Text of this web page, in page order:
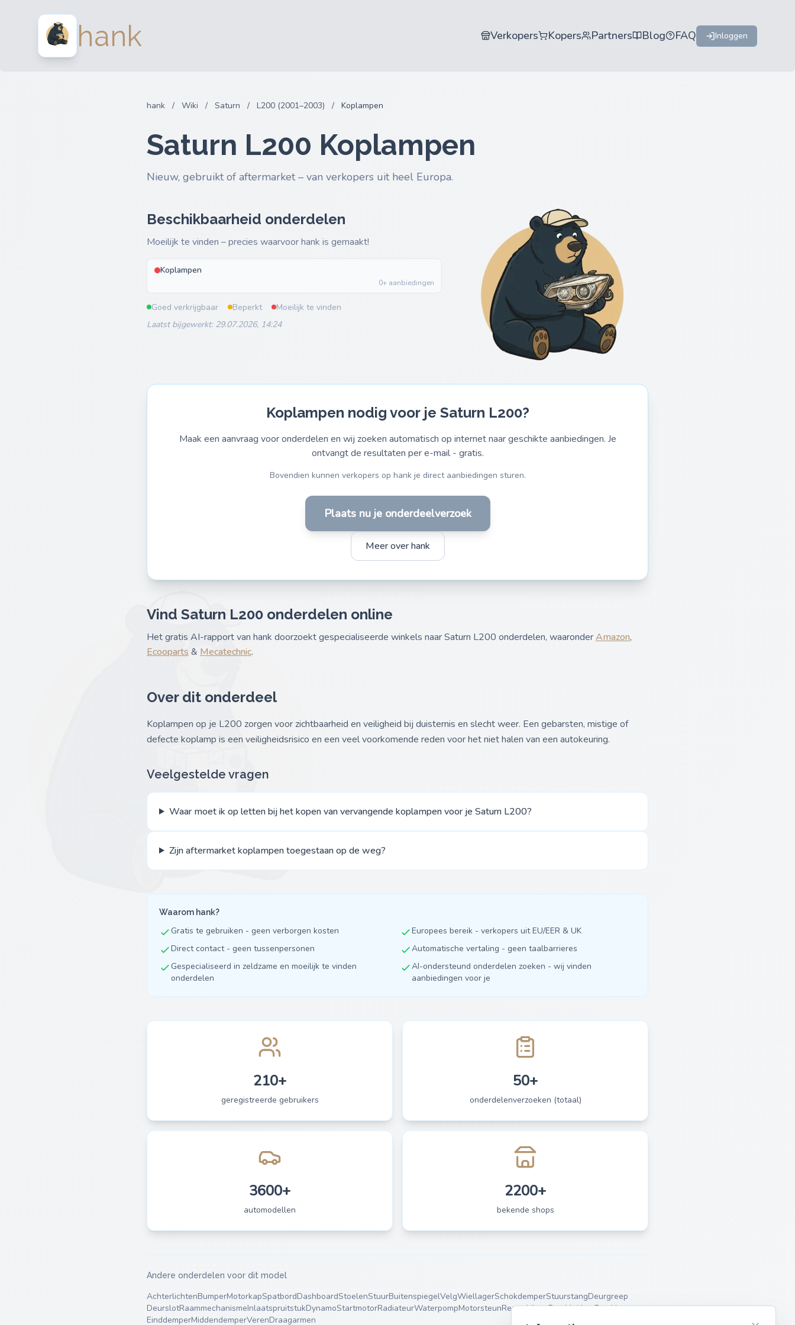
hank Verkopers Kopers Partners Blog FAQ Inloggen
hank / Wiki / Saturn / L200 (2001–2003) / Koplampen
Saturn L200 Koplampen
Nieuw, gebruikt of aftermarket – van verkopers uit heel Europa.
Beschikbaarheid onderdelen
Moeilijk te vinden – precies waarvoor hank is gemaakt!
Koplampen
0+ aanbiedingen
Goed verkrijgbaar Beperkt
Moeilijk te vinden
Laatst bijgewerkt: 29.07.2026, 14:24
Koplampen nodig voor je Saturn L200?
Maak een aanvraag voor onderdelen en wij zoeken automatisch op internet naar geschikte aanbiedingen. Je
ontvangt de resultaten per e-mail - gratis.
Bovendien kunnen verkopers op hank je direct aanbiedingen sturen.
Plaats nu je onderdeelverzoek
Meer over hank
Vind Saturn L200 onderdelen online
Het gratis AI-rapport van hank doorzoekt gespecialiseerde winkels naar Saturn L200 onderdelen, waaronderAmazon,
Ecooparts & Mecatechnic.
Over dit onderdeel
Koplampen op je L200 zorgen voor zichtbaarheid en veiligheid bij duisternis en slecht weer. Een gebarsten, mistige of
defecte koplamp is een veiligheidsrisico en een veel voorkomende reden voor het niet halen van een autokeuring.
Veelgestelde vragen
Waar moet ik op letten bij het kopen van vervangende koplampen voor je Saturn L200?
Zijn aftermarket koplampen toegestaan op de weg?
Waarom hank?
Gratis te gebruiken - geen verborgen kosten
Europees bereik - verkopers uit EU/EER & UK
Direct contact - geen tussenpersonen
Automatische vertaling - geen taalbarrieres
Gespecialiseerd in zeldzame en moeilijk te vinden
onderdelen
AI-ondersteund onderdelen zoeken - wij vinden
aanbiedingen voor je
210+
geregistreerde gebruikers
50+
onderdelenverzoeken (totaal)
3600+
automodellen
2200+
bekende shops
Andere onderdelen voor dit model
AchterlichtenBumperMotorkapSpatbordDashboardStoelenStuurBuitenspiegelVelgWiellagerSchokdemperStuurstangDeurgreep
DeurslotRaammechanismeInlaatspruitstukDynamoStartmotorRadiateurWaterpompMotorsteunRemschijvenRemblokkenRemklauw
EinddemperMiddendemperVerenDraagarmen